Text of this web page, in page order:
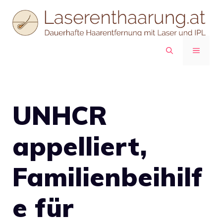
Inhalt
springen
MENÜ
UNHCR
appelliert,
Familienbeihilf
e für